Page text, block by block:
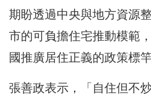
期盼透過中央與地方資源
市的可負擔住宅推動模範
國推廣居住正義的政策標竿
張善政表示，「自住但不